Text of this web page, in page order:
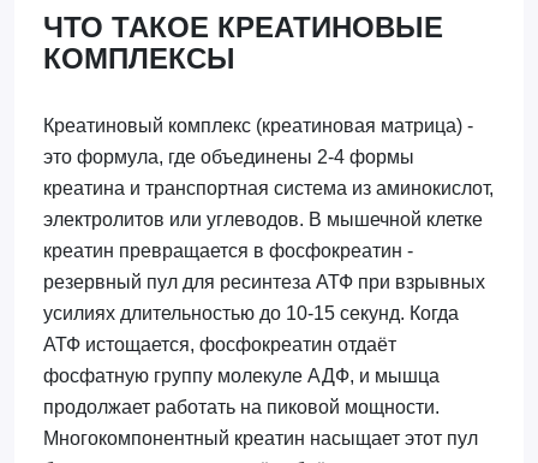
ЧТО ТАКОЕ КРЕАТИНОВЫЕ
КОМПЛЕКСЫ
Креатиновый комплекс (креатиновая матрица) -
это формула, где объединены 2-4 формы
креатина и транспортная система из аминокислот,
электролитов или углеводов. В мышечной клетке
креатин превращается в фосфокреатин -
резервный пул для ресинтеза АТФ при взрывных
усилиях длительностью до 10-15 секунд. Когда
АТФ истощается, фосфокреатин отдаёт
фосфатную группу молекуле АДФ, и мышца
продолжает работать на пиковой мощности.
Многокомпонентный креатин насыщает этот пул